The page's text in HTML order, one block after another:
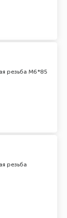
резьба М6*85
резьба